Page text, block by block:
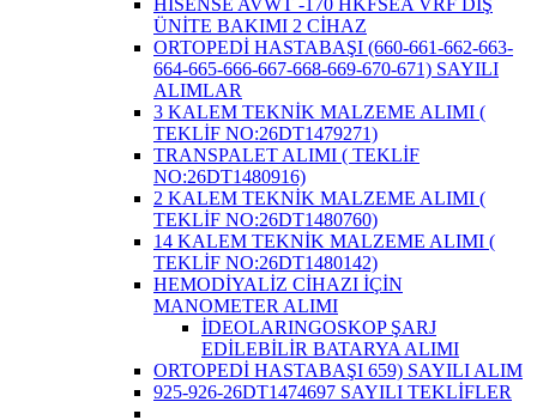
ÜNİTE BAKIMI 2 CİHAZ
ORTOPEDİ HASTABAŞI (660-661-662-663-
664-665-666-667-668-669-670-671) SAYILI
ALIMLAR
3 KALEM TEKNİK MALZEME ALIMI (
TEKLİF NO:26DT1479271)
TRANSPALET ALIMI ( TEKLİF
NO:26DT1480916)
2 KALEM TEKNİK MALZEME ALIMI (
TEKLİF NO:26DT1480760)
14 KALEM TEKNİK MALZEME ALIMI (
TEKLİF NO:26DT1480142)
HEMODİYALİZ CİHAZI İÇİN
MANOMETER ALIMI
İDEOLARINGOSKOP ŞARJ
EDİLEBİLİR BATARYA ALIMI
ORTOPEDİ HASTABAŞI 659) SAYILI ALIM
925-926-26DT1474697 SAYILI TEKLİFLER